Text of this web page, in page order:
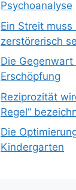
Psychoanalyse
Ein Streit
zerstörerisch
Die
Erschöpfung
Reziprozität
Regel“
Die
Kindergarten